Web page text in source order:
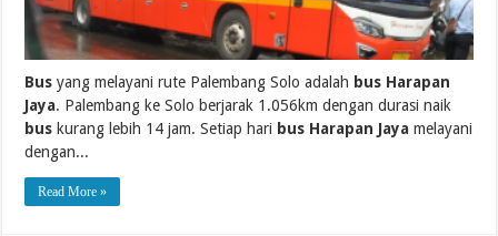
Bus yang melayani rute Palembang Solo adalah bus Harapan
Jaya. Palembang ke Solo berjarak 1.056km dengan durasi naik
bus kurang lebih 14 jam. Setiap hari bus Harapan Jaya melayani
dengan...
Read More »